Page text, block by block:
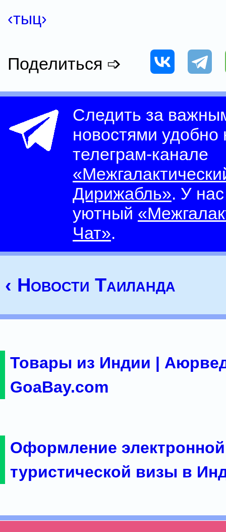
‹тыц›
Поделиться ➩
Следить за
новостями
телеграм-канале
Дирижабль». У
уютный
Чат».
‹ Новости Таиланда
Товары из Индии |
GoaBay.com
Оформление электронной
туристической визы в